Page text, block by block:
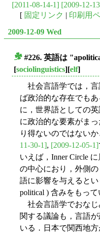
[2011-08-14-1] [2009-12-
[ 固定リンク | 印刷用
2009-12-09 Wed
#226. 英語は
[sociolinguistics][elf]
社会言語学では，言
ば政治的な存在でも
に，世界語としての
に政治的な要素がま
り得ないのではない
11-30-1], [2009-12-05-1]
いえば，Inner Circle
の中心におり，外側
語に影響を与えると
political ) 含みをもって
社会言語学でおなじ
関する議論も，言語
いる．日本で関西地